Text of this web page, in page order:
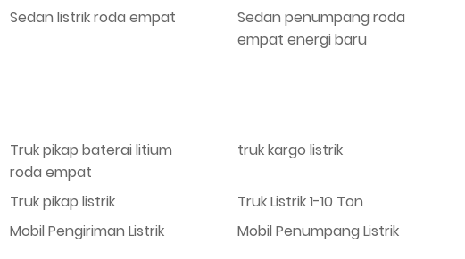
Sedan listrik roda empat
Sedan penumpang roda
empat energi baru
Truk pikap baterai litium
roda empat
truk kargo listrik
Truk pikap listrik Truk Listrik 1-10 Ton
Mobil Pengiriman Listrik
Mobil Penumpang Listrik